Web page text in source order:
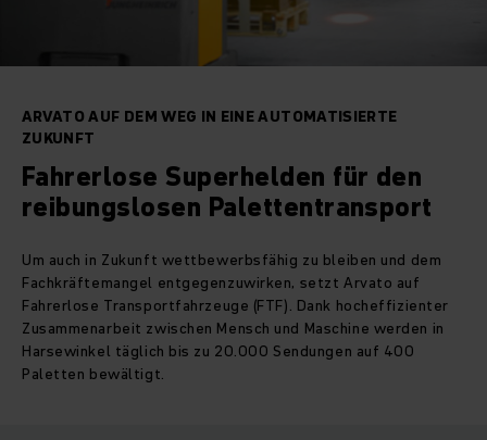
ARVATO AUF DEM WEG IN EINE AUTOMATISIERTE
ZUKUNFT
Fahrerlose Superhelden für den
reibungslosen Palettentransport
Um auch in Zukunft wettbewerbsfähig zu bleiben und dem
Fachkräftemangel entgegenzuwirken, setzt Arvato auf
Fahrerlose Transportfahrzeuge (FTF). Dank hocheffizienter
Zusammenarbeit zwischen Mensch und Maschine werden in
Harsewinkel täglich bis zu 20.000 Sendungen auf 400
Paletten bewältigt.